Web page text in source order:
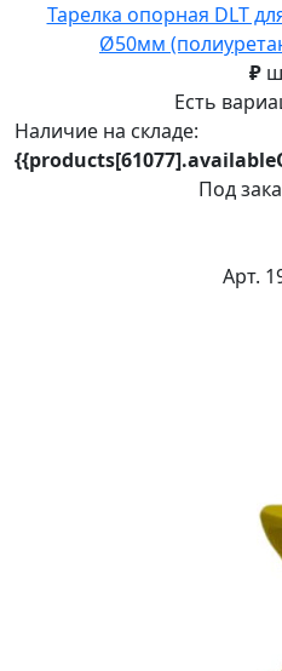
Тарелка опорная DLT
Ø50мм
₽
Есть
Наличие на складе:
Под
Арт.